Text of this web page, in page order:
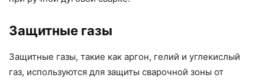
Защитные газы
Защитные газы, такие как аргон, гелий и углекислый
газ, используются для защиты сварочной зоны от